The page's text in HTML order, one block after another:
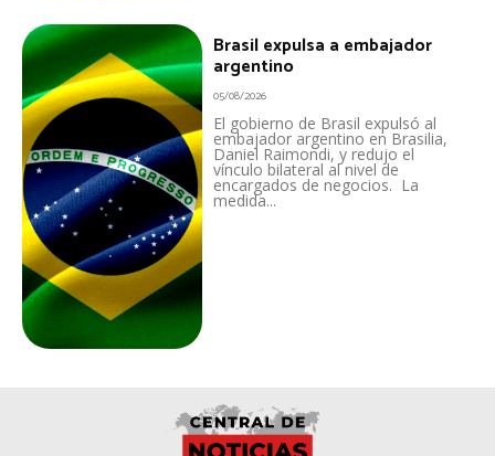
Brasil expulsa a embajador
argentino
05/08/2026
El gobierno de Brasil expulsó al
embajador argentino en Brasilia,
Daniel Raimondi, y redujo el
vínculo bilateral al nivel de
encargados de negocios. La
medida...